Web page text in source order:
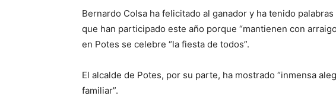
Bernardo Colsa ha felicitado al ganador y ha tenido
que han participado este año porque “mantienen con
en Potes se celebre “la fiesta de todos”.
El alcalde de Potes, por su parte, ha mostrado “inmensa
familiar”.